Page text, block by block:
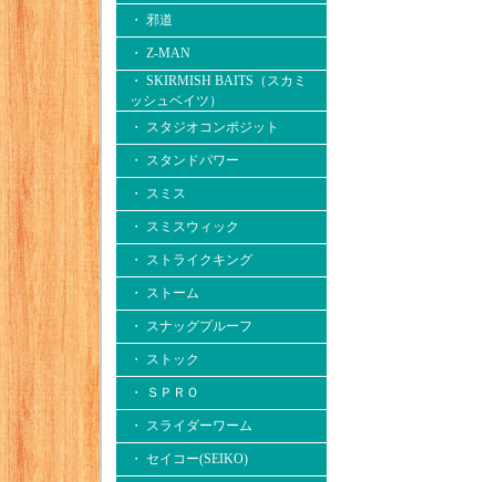
・ 邪道
・ Z-MAN
・ SKIRMISH BAITS（スカミ
ッシュベイツ）
・ スタジオコンポジット
・ スタンドパワー
・ スミス
・ スミスウィック
・ ストライクキング
・ ストーム
・ スナッグプルーフ
・ ストック
・ ＳＰＲＯ
・ スライダーワーム
・ セイコー(SEIKO)